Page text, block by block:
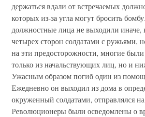
держаться вдали от встречаемых
которых из-за угла могут бросить
должностные лица не выходили иначе,
четырех сторон солдатами с ружьями,
на эти предосторожности, многие
только из начальствующих лиц, но и
Ужасным образом погиб один из
Ежедневно он выходил из дома в
окруженный солдатами, отправлялся
Революционеры были осведомлены о